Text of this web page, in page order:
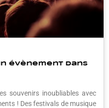
évènement dans
souvenirs inoubliables avec
! Des festivals de musique